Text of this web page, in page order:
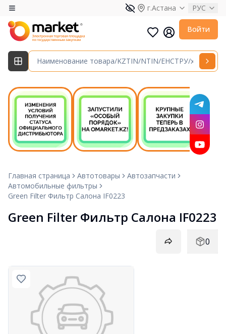
г.Астана РУС
Войти
Главная страница Автотовары
Автозапчасти
Автомобильные фильтры
Green Filter Фильтр Салона IF0223
Green Filter Фильтр Салона IF0223
0